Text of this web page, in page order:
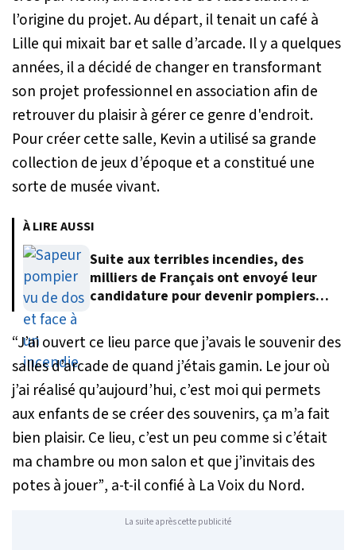
l’origine du projet. Au départ, il tenait un café à
Lille qui mixait bar et salle d’arcade. Il y a quelques
années, il a décidé de changer en transformant
son projet professionnel en association afin de
retrouver du plaisir à gérer ce genre d'endroit.
Pour créer cette salle, Kevin a utilisé sa grande
collection de jeux d’époque et a constitué une
sorte de musée vivant.
À LIRE AUSSI
Suite aux terribles incendies, des
milliers de Français ont envoyé leur
candidature pour devenir pompiers
“J’ai ouvert ce lieu parce que j’avais le souvenir des
salles d’arcade de quand j’étais gamin. Le jour où
j’ai réalisé qu’aujourd’hui, c’est moi qui permets
aux enfants de se créer des souvenirs, ça m’a fait
bien plaisir. Ce lieu, c’est un peu comme si c’était
ma chambre ou mon salon et que j’invitais des
potes à jouer”, a-t-il confié à La Voix du Nord.
La suite après cette publicité